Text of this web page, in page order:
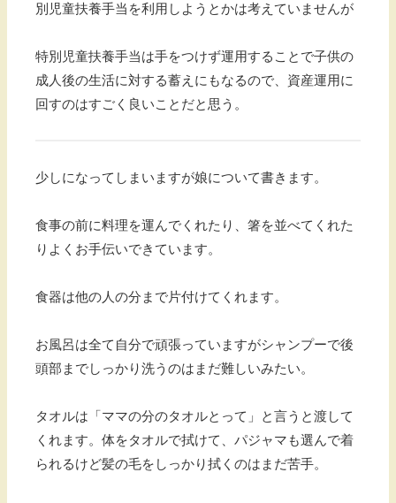
別児童扶養手当を利用しようとかは考えていませんが
特別児童扶養手当は手をつけず運用することで子供の
成人後の生活に対する蓄えにもなるので、資産運用に
回すのはすごく良いことだと思う。
少しになってしまいますが娘について書きます。
食事の前に料理を運んでくれたり、箸を並べてくれた
りよくお手伝いできています。
食器は他の人の分まで片付けてくれます。
お風呂は全て自分で頑張っていますがシャンプーで後
頭部までしっかり洗うのはまだ難しいみたい。
タオルは「ママの分のタオルとって」と言うと渡して
くれます。体をタオルで拭けて、パジャマも選んで着
られるけど髪の毛をしっかり拭くのはまだ苦手。